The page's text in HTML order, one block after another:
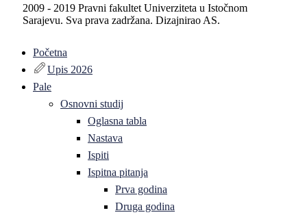
2009 - 2019 Pravni fakultet Univerziteta u Istočnom
Sarajevu. Sva prava zadržana. Dizajnirao AS.
Početna
Upis 2026
Pale
Osnovni studij
Oglasna tabla
Nastava
Ispiti
Ispitna pitanja
Prva godina
Druga godina